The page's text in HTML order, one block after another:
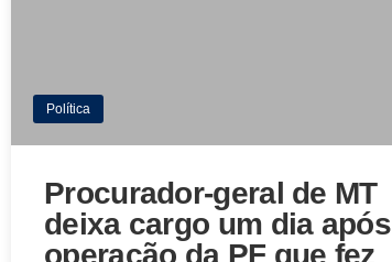
Política
Procurador-geral de MT
deixa cargo um dia após
operação da PF que fez